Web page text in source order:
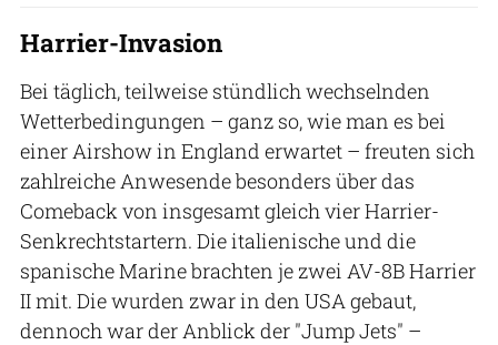
Harrier-Invasion
Bei täglich, teilweise stündlich wechselnden
Wetterbedingungen – ganz so, wie man es bei
einer Airshow in England erwartet – freuten sich
zahlreiche Anwesende besonders über das
Comeback von insgesamt gleich vier Harrier-
Senkrechtstartern. Die italienische und die
spanische Marine brachten je zwei AV-8B Harrier
II mit. Die wurden zwar in den USA gebaut,
dennoch war der Anblick der "Jump Jets" –